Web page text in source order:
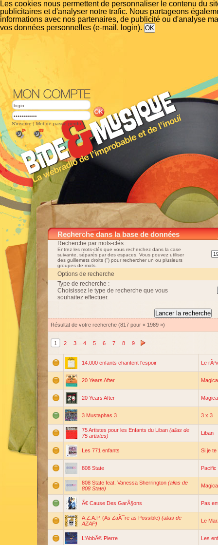
Les cookies nous permettent de personnaliser le contenu du
publicitaires et d'analyser notre trafic. Nous partageons
informations avec nos partenaires, de publicité ou d'analyse
vos données personnelles (e-mail, login).
S'inscrire | Mot de passe perdu
Recherche dans la base de données
Recherche par mots-clés :
Entrez les mots-clés que vous recherchez dans la case
suivante, séparés par des espaces. Vous pouvez utiliser
des guillemets droits (") pour rechercher un ou plusieurs
groupes de mots.
Options de recherche
Type de recherche :
Choisissez le type de recherche que vous
souhaitez effectuer.
Résultat de votre recherche (817 pour « 1989 »)
1 2 3 4 5 6 7 8 9
14.000 enfants chantent l'espoir Le
20 Years After
20 Years After
3 Mustaphas 3 3 x 3
75 Artistes pour les Enfants du Liban (alias de
75 artistes)
Liban
Les 771 enfants Si je te
808 State Pacific
808 State feat. Vanessa Sherrington (alias de
808 State)
Ã€ Cause Des GarÃ§ons Pas
A.Z.A.P. (As ZaÃ¯re as Possible) (alias de
AZAP)
Le
L'AbbÃ© Pierre Les